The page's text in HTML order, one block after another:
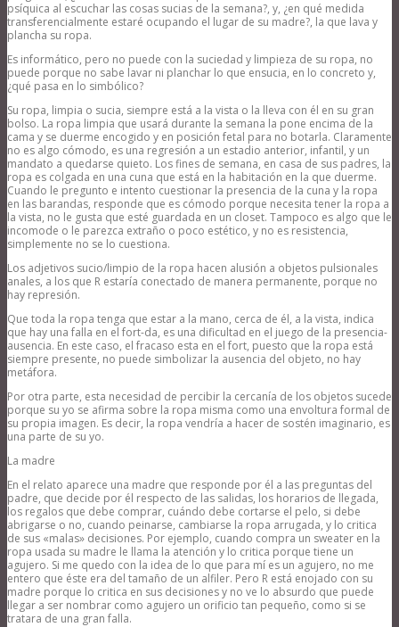
psíquica al escuchar las cosas sucias de la semana?, y, ¿en qué medida
transferencialmente estaré ocupando el lugar de su madre?, la que lava y
plancha su ropa.
Es informático, pero no puede con la suciedad y limpieza de su ropa, no
puede porque no sabe lavar ni planchar lo que ensucia, en lo concreto y,
¿qué pasa en lo simbólico?
Su ropa, limpia o sucia, siempre está a la vista o la lleva con él en su gran
bolso. La ropa limpia que usará durante la semana la pone encima de la
cama y se duerme encogido y en posición fetal para no botarla. Claramente
no es algo cómodo, es una regresión a un estadio anterior, infantil, y un
mandato a quedarse quieto. Los fines de semana, en casa de sus padres, la
ropa es colgada en una cuna que está en la habitación en la que duerme.
Cuando le pregunto e intento cuestionar la presencia de la cuna y la ropa
en las barandas, responde que es cómodo porque necesita tener la ropa a
la vista, no le gusta que esté guardada en un closet. Tampoco es algo que le
incomode o le parezca extraño o poco estético, y no es resistencia,
simplemente no se lo cuestiona.
Los adjetivos sucio/limpio de la ropa hacen alusión a objetos pulsionales
anales, a los que R estaría conectado de manera permanente, porque no
hay represión.
Que toda la ropa tenga que estar a la mano, cerca de él, a la vista, indica
que hay una falla en el fort-da, es una dificultad en el juego de la presencia-
ausencia. En este caso, el fracaso esta en el fort, puesto que la ropa está
siempre presente, no puede simbolizar la ausencia del objeto, no hay
metáfora.
Por otra parte, esta necesidad de percibir la cercanía de los objetos sucede
porque su yo se afirma sobre la ropa misma como una envoltura formal de
su propia imagen. Es decir, la ropa vendría a hacer de sostén imaginario, es
una parte de su yo.
La madre
En el relato aparece una madre que responde por él a las preguntas del
padre, que decide por él respecto de las salidas, los horarios de llegada,
los regalos que debe comprar, cuándo debe cortarse el pelo, si debe
abrigarse o no, cuando peinarse, cambiarse la ropa arrugada, y lo critica
de sus «malas» decisiones. Por ejemplo, cuando compra un sweater en la
ropa usada su madre le llama la atención y lo critica porque tiene un
agujero. Si me quedo con la idea de lo que para mí es un agujero, no me
entero que éste era del tamaño de un alfiler. Pero R está enojado con su
madre porque lo critica en sus decisiones y no ve lo absurdo que puede
llegar a ser nombrar como agujero un orificio tan pequeño, como si se
tratara de una gran falla.